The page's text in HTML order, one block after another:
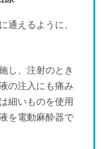
通えるように、
し、注射のとき
の注入にも痛み
細いものを使用
を電動麻酔器で